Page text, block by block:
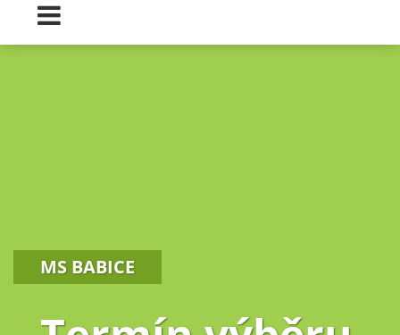
MS BABICE